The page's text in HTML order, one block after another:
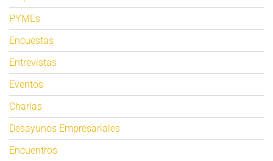
PYMEs
Encuestas
Entrevistas
Eventos
Charlas
Desayunos Empresariales
Encuentros